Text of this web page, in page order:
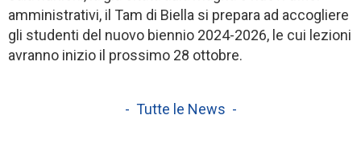
amministrativi, il Tam di Biella si prepara ad accogliere
gli studenti del nuovo biennio 2024-2026, le cui lezioni
avranno inizio il prossimo 28 ottobre.
- Tutte le News -